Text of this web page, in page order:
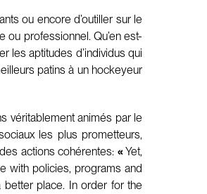
ou encore d’outiller sur le
ou professionnel. Qu’en est-
les aptitudes d’individus qui
patins à un hockeyeur
véritablement animés par le
les plus prometteurs,
actions cohérentes: « Yet,
with policies, programs and
place. In order for the